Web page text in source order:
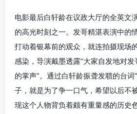
电影最后白轩龄在议政大厅的全英文
的高光时刻之一。发哥精湛表演中的
打动着银幕前的观众，就连拍摄现场
感染，导演戴墨透露“大家自发地对
的掌声”。通过白轩龄振聋发聩的台
子，就是为了争一口气，希望以后不
现这个人物背负着颇有重量感的历史